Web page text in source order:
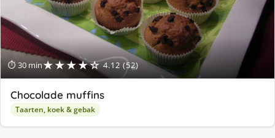
⏱ 30 min★★★★☆ 4.12 (52)
Chocolade muffins
Taarten, koek & gebak